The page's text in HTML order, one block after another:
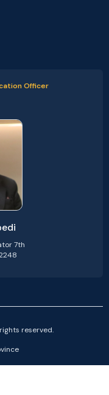
Officer
7th
reserved.